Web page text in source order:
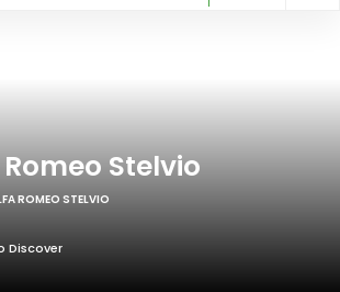
Stelvio
ROMEO STELVIO
Discover